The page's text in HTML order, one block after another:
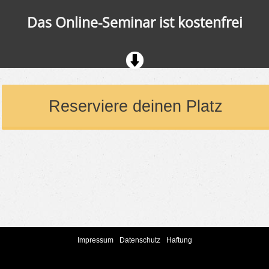
Das Online-Seminar ist kostenfrei
Reserviere deinen Platz
Impressum Datenschutz Haftung